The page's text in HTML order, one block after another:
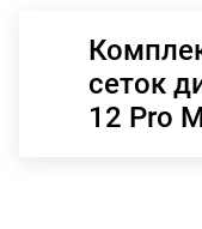
сеток
12 Pro